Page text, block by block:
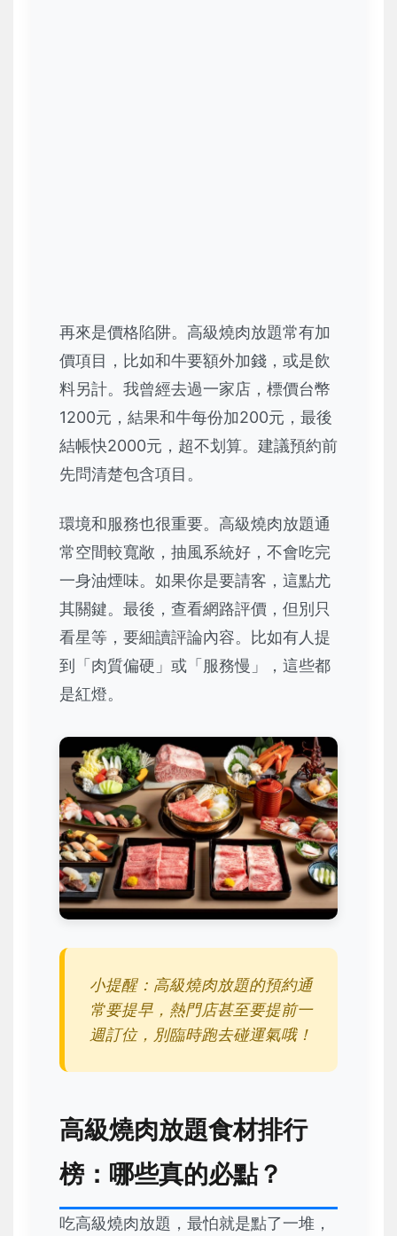
再來是價格陷阱。高級燒肉放題常有加
價項目，比如和牛要額外加錢，或是飲
料另計。我曾經去過一家店，標價台幣
1200元，結果和牛每份加200元，最後
結帳快2000元，超不划算。建議預約前
先問清楚包含項目。
環境和服務也很重要。高級燒肉放題通
常空間較寬敞，抽風系統好，不會吃完
一身油煙味。如果你是要請客，這點尤
其關鍵。最後，查看網路評價，但別只
看星等，要細讀評論內容。比如有人提
到「肉質偏硬」或「服務慢」，這些都
是紅燈。
小提醒：高級燒肉放題的預約通
常要提早，熱門店甚至要提前一
週訂位，別臨時跑去碰運氣哦！
高級燒肉放題食材排行
榜：哪些真的必點？
吃高級燒肉放題，最怕就是點了一堆，